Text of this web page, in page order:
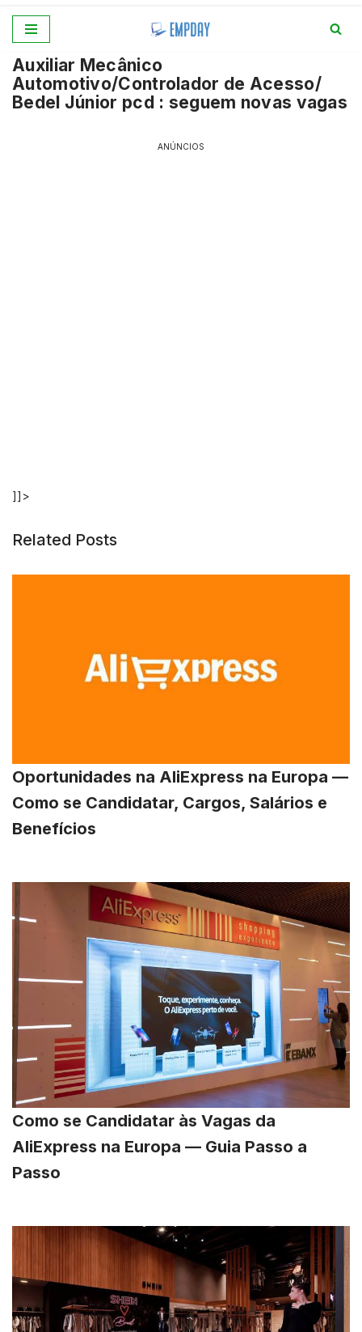
para
o
conteúdo
Auxiliar Mecânico
Automotivo/Controlador de Acesso/
Bedel Júnior pcd : seguem novas vagas
ANÚNCIOS
]]>
Related Posts
Oportunidades na AliExpress na Europa —
Como se Candidatar, Cargos, Salários e
Benefícios
Como se Candidatar às Vagas da
AliExpress na Europa — Guia Passo a
Passo